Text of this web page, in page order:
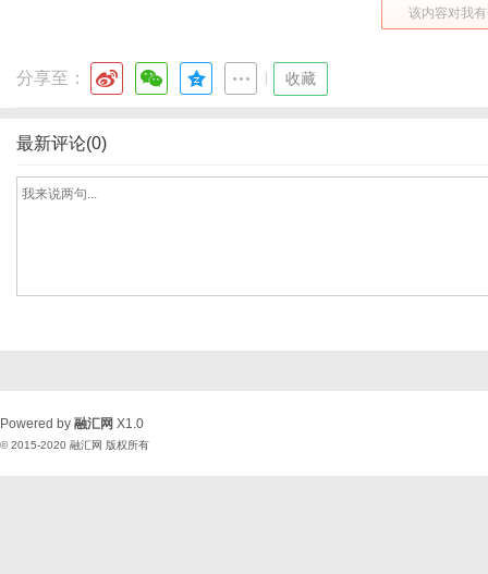
该内容对我
分享至： 收藏
最新评论(0)
Powered by 融汇网 X1.0
© 2015-2020 融汇网 版权所有